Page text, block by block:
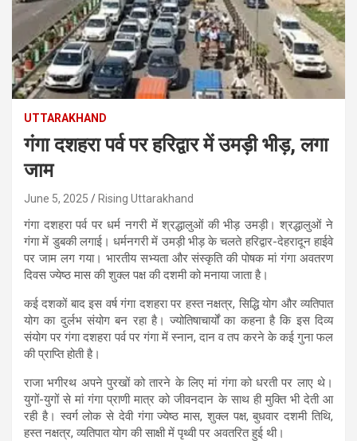
UTTARAKHAND
गंगा दशहरा पर्व पर हरिद्वार में उमड़ी भीड़, लगा
जाम
June 5, 2025 Rising Uttarakhand
गंगा दशहरा पर्व पर धर्म नगरी में श्रद्धालुओं की भीड़ उमड़ी। श्रद्धालुओं ने
गंगा में डुबकी लगाई। धर्मनगरी में उमड़ी भीड़ के चलते हरिद्वार-देहरादून हाईवे
पर जाम लग गया। भारतीय सभ्यता और संस्कृति की पोषक मां गंगा अवतरण
दिवस ज्येष्ठ मास की शुक्ल पक्ष की दशमी को मनाया जाता है।
कई दशकों बाद इस वर्ष गंगा दशहरा पर हस्त नक्षत्र, सिद्धि योग और व्यतिपात
योग का दुर्लभ संयोग बन रहा है। ज्योतिषाचार्यों का कहना है कि इस दिव्य
संयोग पर गंगा दशहरा पर्व पर गंगा में स्नान, दान व तप करने के कई गुना फल
की प्राप्ति होती है।
राजा भगीरथ अपने पुरखों को तारने के लिए मां गंगा को धरती पर लाए थे।
युगों-युगों से मां गंगा प्राणी मात्र को जीवनदान के साथ ही मुक्ति भी देती आ
रही है। स्वर्ग लोक से देवी गंगा ज्येष्ठ मास, शुक्ल पक्ष, बुधवार दशमी तिथि,
हस्त नक्षत्र, व्यतिपात योग की साक्षी में पृथ्वी पर अवतरित हुई थी।